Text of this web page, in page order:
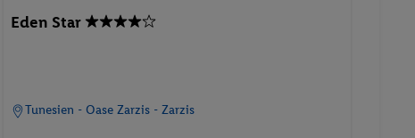
Eden Star
Tunesien - Oase Zarzis - Zarzis